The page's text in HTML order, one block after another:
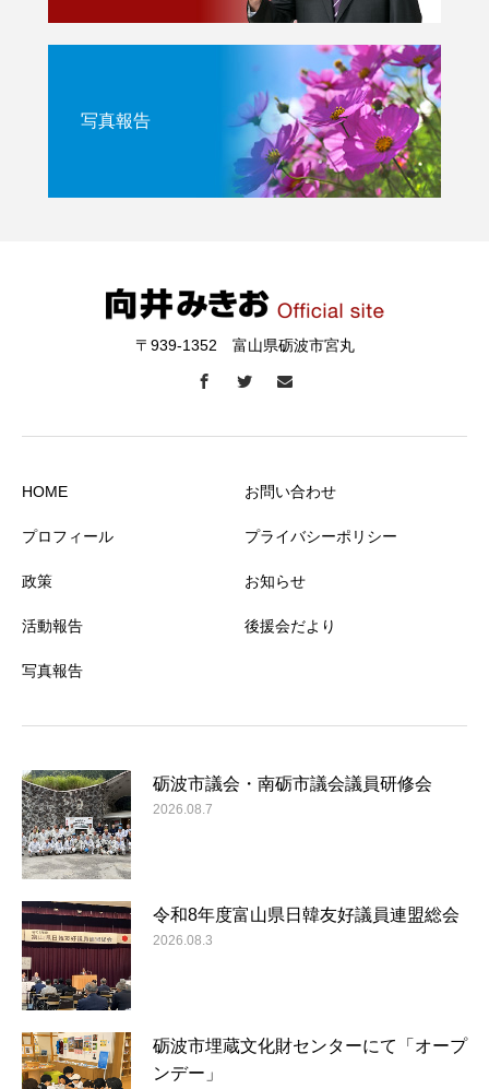
写真報告
〒939-1352 富山県砺波市宮丸
HOME
プロフィール
政策
活動報告
写真報告
お問い合わせ
プライバシーポリシー
お知らせ
後援会だより
砺波市議会・南砺市議会議員研修会
2026.08.7
令和8年度富山県日韓友好議員連盟総会
2026.08.3
砺波市埋蔵文化財センターにて「オープ
ンデー」